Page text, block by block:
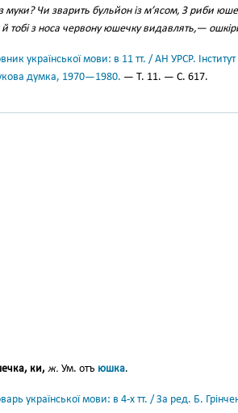
муки? Чи зварить бульйон із м’ясом, З риби
тобі з носа червону юшечку видавлять,—
української мови: в 11 тт. / АН УРСР.
думка, 1970—1980. — Т. 11. — С. 617.
ки, ж. Ум. отъ юшка.
української мови: в 4-х тт. / За ред. Б.